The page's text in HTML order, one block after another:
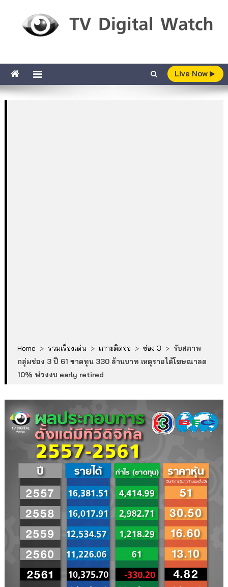
Live Now
Home > รวมเรื่องเด่น > เกาะติดจอ > ช่อง 3 > รับสภาพ
กลุ่มช่อง 3 ปี 61 ขาดทุน 330 ล้านบาท เหตุรายได้โฆษณาลด
10% พ่วงงบ early retired